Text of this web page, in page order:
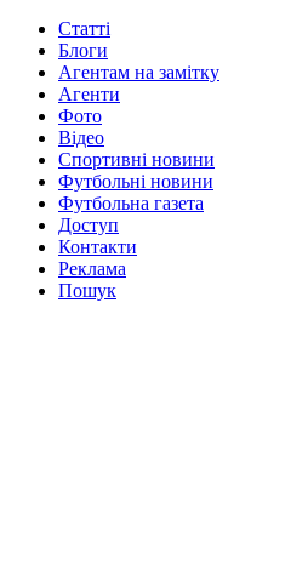
Статті
Блоги
Агентам на замітку
Агенти
Фото
Відео
Спортивні новини
Футбольні новини
Футбольна газета
Доступ
Контакти
Реклама
Пошук